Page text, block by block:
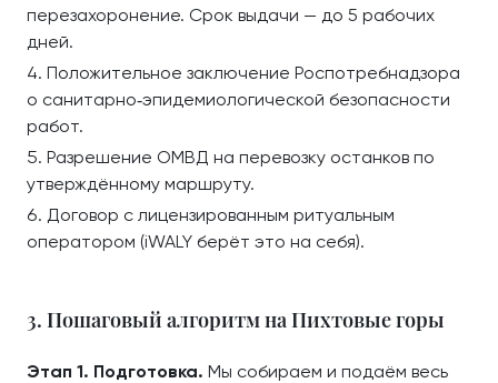
перезахоронение. Срок выдачи — до 5 рабочих
дней.
Положительное заключение Роспотребнадзора
о санитарно‑эпидемиологической безопасности
работ.
Разрешение ОМВД на перевозку останков по
утверждённому маршруту.
Договор с лицензированным ритуальным
оператором (iWALY берёт это на себя).
3. Пошаговый алгоритм на Пихтовые горы
Этап 1. Подготовка. Мы собираем и подаём весь